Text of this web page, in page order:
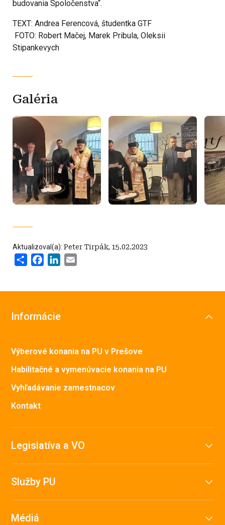
budovania Spoločenstva“.
TEXT: Andrea Ferencová, študentka GTF
FOTO: Robert Mačej, Marek Pribula, Oleksii
Stipankevych
Galéria
Aktualizoval(a): Peter Tirpák, 15.02.2023
Share FacebookLinkedIn
Informácie
Výberové konania na PU v Prešove
Habilitačné a vymenúvacie konania na PU
Vyhľadávanie zamestnacov
Kontakt
Legislatíva a VO
Služby PU
Médiá